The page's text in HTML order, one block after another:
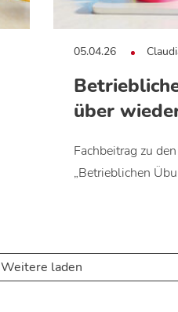
05.04.26
über
Fachbeitrag zu
„Betrieblichen
Weitere laden